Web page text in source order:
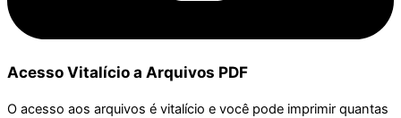
Acesso Vitalício a Arquivos PDF
O acesso aos arquivos é vitalício e você pode imprimir quantas